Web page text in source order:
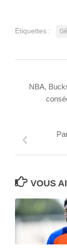
Étiquettes :
NBA,
VOUS